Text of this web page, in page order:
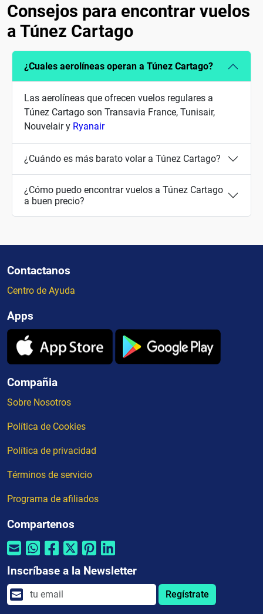
Consejos para encontrar vuelos
a Túnez Cartago
¿Cuales aerolíneas operan a Túnez Cartago?
Las aerolíneas que ofrecen vuelos regulares a
Túnez Cartago son Transavia France, Tunisair,
Nouvelair y Ryanair
¿Cuándo es más barato volar a Túnez Cartago?
¿Cómo puedo encontrar vuelos a Túnez Cartago
a buen precio?
Contactanos
Centro de Ayuda
Apps
Compañia
Sobre Nosotros
Política de Cookies
Política de privacidad
Términos de servicio
Programa de afiliados
Compartenos
Inscríbase a la Newsletter
Regístrate